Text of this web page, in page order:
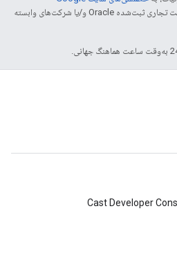
مراجعه کنید. جاوا علامت تجاری ثبت‌شده Oracle و/یا شرکت‌های وابسته
Cast Developer